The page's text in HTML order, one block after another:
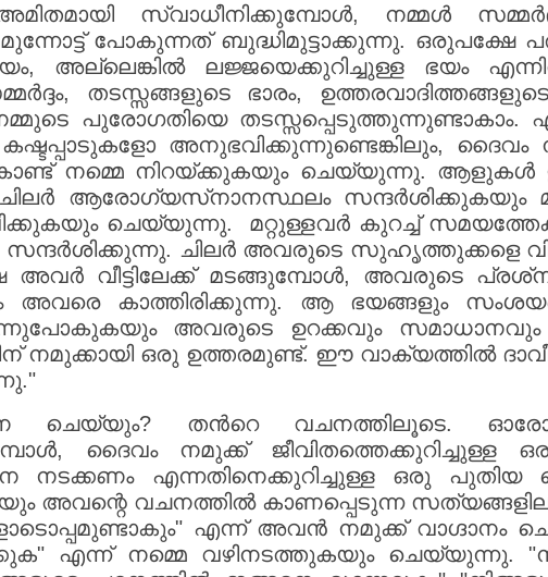
സ്വാധീനിക്കുമ്പോൾ, നമ്മൾ
പോകുന്നത് ബുദ്ധിമുട്ടാക്കുന്നു. ഒരുപക്ഷേ
അല്ലെങ്കിൽ ലജ്ജയെക്കുറിച്ചുള്ള ഭയം
തടസ്സങ്ങളുടെ ഭാരം,
പുരോഗതിയെ തടസ്സപ്പെടുത്തുന്നുണ്ടാകാം.
അനുഭവിക്കുന്നുണ്ടെങ്കിലും, ദൈവം
നമ്മെ നിറയ്ക്കുകയും ചെയ്യുന്നു. ആളുകൾ
ചിലർ ആരോഗ്യസ്‌നാനസ്ഥലം
ചെയ്യുന്നു. മറ്റുള്ളവർ കുറച്ച്
സന്ദർശിക്കുന്നു. ചിലർ അവരുടെ സുഹൃത്തുക്കളെ
വീട്ടിലേക്ക് മടങ്ങുമ്പോൾ, അവരുടെ
അവരെ കാത്തിരിക്കുന്നു. ആ ഭയങ്ങളും
അവരുടെ ഉറക്കവും
നമുക്കായി ഒരു ഉത്തരമുണ്ട്. ഈ വാക്യത്തിൽ
തൻറെ വചനത്തിലൂടെ. ഓരോ
ദൈവം നമുക്ക് ജീവിതത്തെക്കുറിച്ചുള്ള
എന്നതിനെക്കുറിച്ചുള്ള ഒരു പുതിയ
അവന്റെ വചനത്തിൽ കാണപ്പെടുന്ന
എന്ന് അവൻ നമുക്ക് വാഗ്ദാനം
എന്ന് നമ്മെ വഴിനടത്തുകയും ചെയ്യുന്നു.